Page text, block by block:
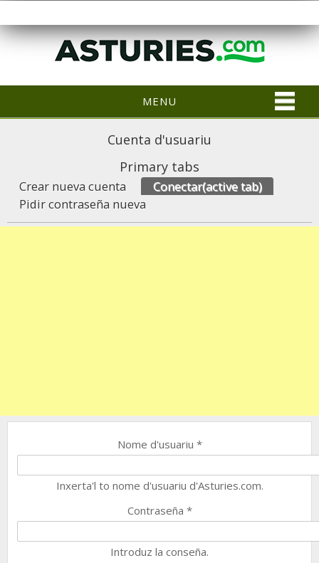
MENU
Cuenta d'usuariu
Primary tabs
Crear nueva cuenta Conectar(active tab)
Pidir contraseña nueva
Nome d'usuariu *
Inxerta'l to nome d'usuariu d'Asturies.com.
Contraseña *
Introduz la conseña.